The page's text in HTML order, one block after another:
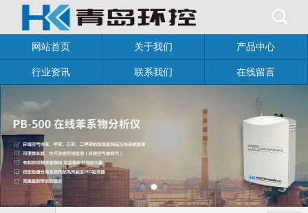
网站首页 关于我们 产品中心
行业资讯 联系我们 在线留言